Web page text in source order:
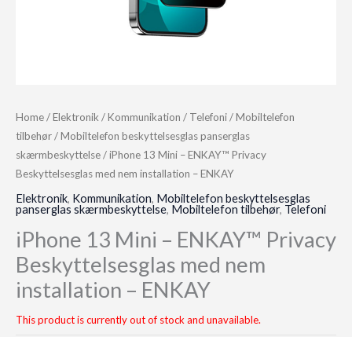
Home/Elektronik /Kommunikation / Telefoni/Mobiltelefon
tilbehør/Mobiltelefon beskyttelsesglas panserglas
skærmbeskyttelse/ iPhone 13 Mini – ENKAY™ Privacy
Beskyttelsesglas med nem installation – ENKAY
Elektronik, Kommunikation, Mobiltelefon beskyttelsesglas
panserglas skærmbeskyttelse, Mobiltelefon tilbehør, Telefoni
iPhone 13 Mini – ENKAY™ Privacy
Beskyttelsesglas med nem
installation – ENKAY
This product is currently out of stock and unavailable.